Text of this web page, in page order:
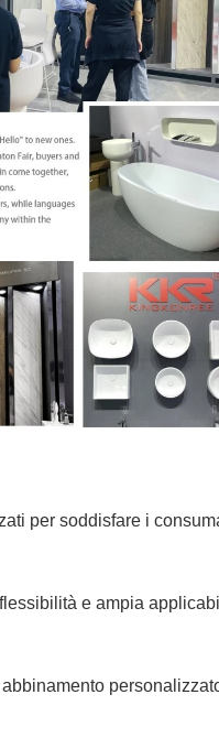
per soddisfare i
e ampia